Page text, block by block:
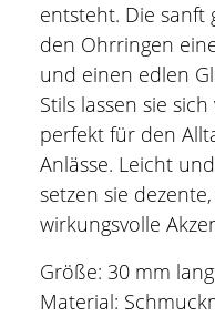
entsteht. Die
den Ohrringen
und einen edlen
Stils lassen sie
perfekt für den
Anlässe. Leicht
setzen sie
wirkungsvolle
Größe: 30 mm lang
Material: